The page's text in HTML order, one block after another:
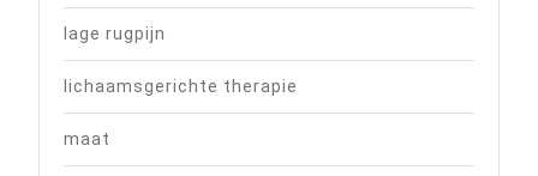
lage rugpijn
lichaamsgerichte therapie
maat